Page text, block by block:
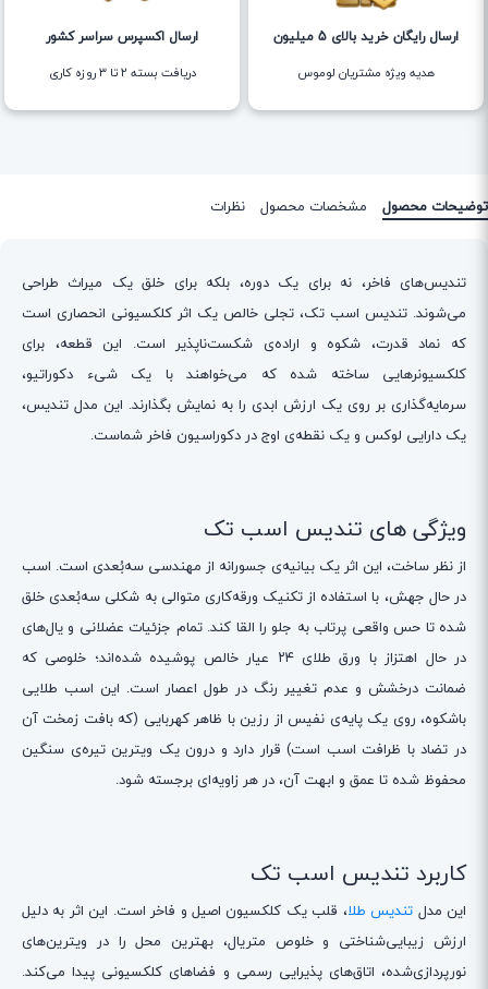
ارسال رایگان خرید بالای 5 میلیون
هدیه ویژه مشتریان لوموس
ارسال اکسپرس سراسر کشور
دریافت بسته ۲ تا ۳ روزه کاری
توضیحات محصول مشخصات محصول نظرات
تندیس‌های فاخر، نه برای یک دوره، بلکه برای خلق یک میراث طراحی
می‌شوند. تندیس اسب تک، تجلی خالص یک اثر کلکسیونی انحصاری است
که نماد قدرت، شکوه و اراده‌ی شکست‌ناپذیر است. این قطعه، برای
کلکسیونرهایی ساخته شده که می‌خواهند با یک شیء دکوراتیو،
سرمایه‌گذاری بر روی یک ارزش ابدی را به نمایش بگذارند. این مدل تندیس،
یک دارایی لوکس و یک نقطه‌ی اوج در دکوراسیون فاخر شماست.
ویژگی های تندیس اسب تک
از نظر ساخت، این اثر یک بیانیه‌ی جسورانه از مهندسی سه‌بُعدی است. اسب
در حال جهش، با استفاده از تکنیک ورقه‌کاری متوالی به شکلی سه‌بُعدی خلق
شده تا حس واقعی پرتاب به جلو را القا کند. تمام جزئیات عضلانی و یال‌های
در حال اهتزاز با ورق طلای ۲۴ عیار خالص پوشیده شده‌اند؛ خلوصی که
ضمانت درخشش و عدم تغییر رنگ در طول اعصار است. این اسب طلایی
باشکوه، روی یک پایه‌ی نفیس از رزین با ظاهر کهربایی (که بافت زمخت آن
در تضاد با ظرافت اسب است) قرار دارد و درون یک ویترین تیره‌ی سنگین
محفوظ شده تا عمق و ابهت آن، در هر زاویه‌ای برجسته شود.
کاربرد تندیس اسب تک
این مدل تندیس طلا، قلب یک کلکسیون اصیل و فاخر است. این اثر به دلیل
ارزش زیبایی‌شناختی و خلوص متریال، بهترین محل را در ویترین‌های
نورپردازی‌شده، اتاق‌های پذیرایی رسمی و فضاهای کلکسیونی پیدا می‌کند.